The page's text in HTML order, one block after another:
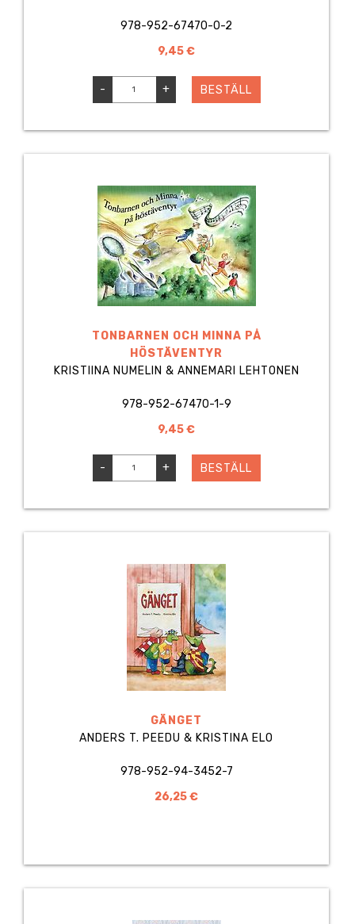
978-952-67470-0-2
9,45 €
- + BESTÄLL
TONBARNEN OCH MINNA PÅ
HÖSTÄVENTYR
KRISTIINA NUMELIN & ANNEMARI LEHTONEN
978-952-67470-1-9
9,45 €
- + BESTÄLL
GÄNGET
ANDERS T. PEEDU & KRISTINA ELO
978-952-94-3452-7
26,25 €